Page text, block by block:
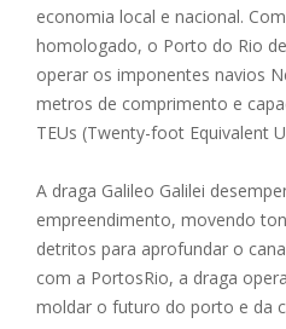
economia local e nacional.
homologado, o Porto do Rio
operar os imponentes navios
metros de comprimento e
TEUs (Twenty-foot Equivalent
A draga Galileo Galilei
empreendimento, movendo
detritos para aprofundar o
com a PortosRio, a draga
moldar o futuro do porto e da